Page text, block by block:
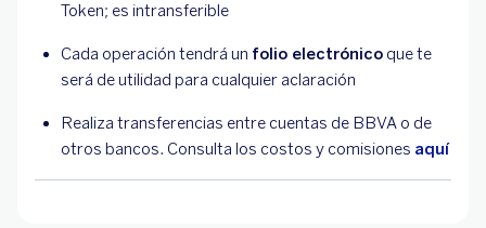
Token; es intransferible
Cada operación tendrá un folio electrónico que te
será de utilidad para cualquier aclaración
Realiza transferencias entre cuentas de BBVA o de
otros bancos. Consulta los costos y comisiones aquí